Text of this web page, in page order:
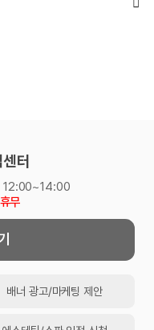
터
12:00~14:00
휴무
배너 광고/마케팅 제안